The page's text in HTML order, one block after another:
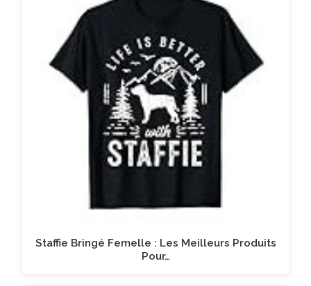
Staffie Bringé Femelle : Les Meilleurs Produits
Pour…